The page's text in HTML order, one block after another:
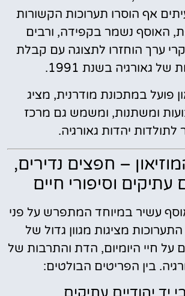
אף הוסרו תערוכות הקשורות
האוסף נשמר בקפידה, ורבים
ערך הוחזרו לתצוגה עם קבלת
גאורגיה בשנת 1991.
פועל במתכונת מודרנית, מציג
ומשתנות, ומשמש גם מרכז
יהדות גאורגיה.
– חפצים נדירים,
וסיפורי חיים
אוסף עשיר במיוחד המתפרש על פני
מציגות מגוון גדול של
על חיי היומיום, הדת והתרבות של
בין הפריטים הבולטים:
יד יהודיים עתיקים